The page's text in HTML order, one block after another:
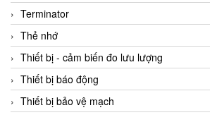
Terminator
Thẻ nhớ
Thiết bị - cảm biến đo lưu lượng
Thiết bị báo động
Thiết bị bảo vệ mạch